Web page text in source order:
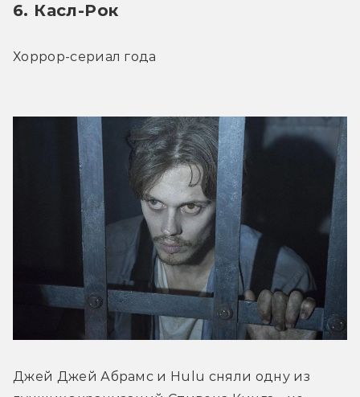
6. Касл-Рок
Хоррор-сериал года
Джей Джей Абрамс и Hulu сняли одну из